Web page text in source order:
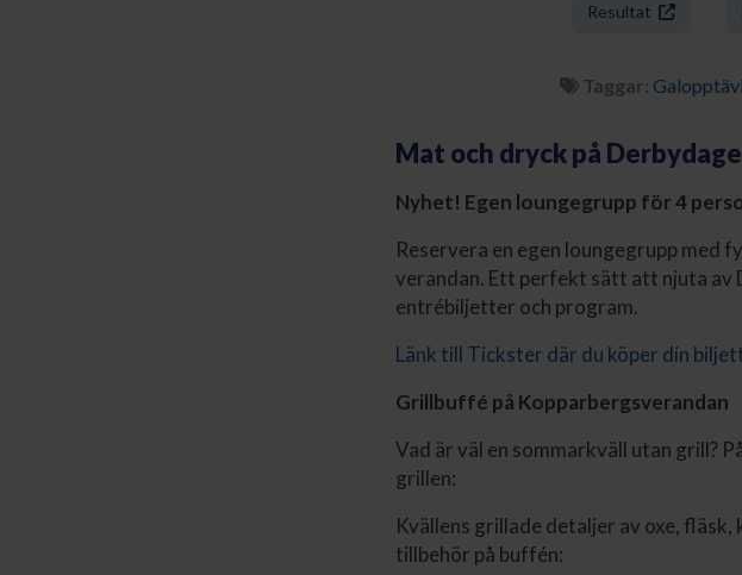
Resultat
Taggar:
Mat och dryck på
Nyhet! Egen loungegrupp för 4
Reservera en egen loungegrupp med
verandan. Ett perfekt sätt att njuta av
entrébiljetter och program.
Länk till Tickster där du köper din
Grillbuffé på Kopparbergsverandan
Vad är väl en sommarkväll utan grill?
grillen:
Kvällens grillade detaljer av oxe,
tillbehör på buffén: